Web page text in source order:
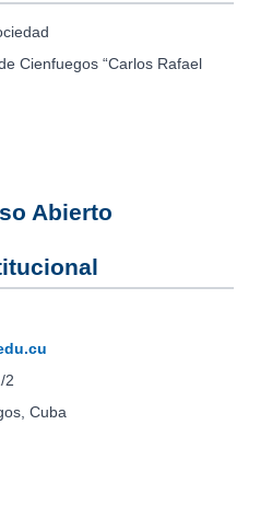
Cienfuegos “Carlos Rafael
Abierto
2
Cuba